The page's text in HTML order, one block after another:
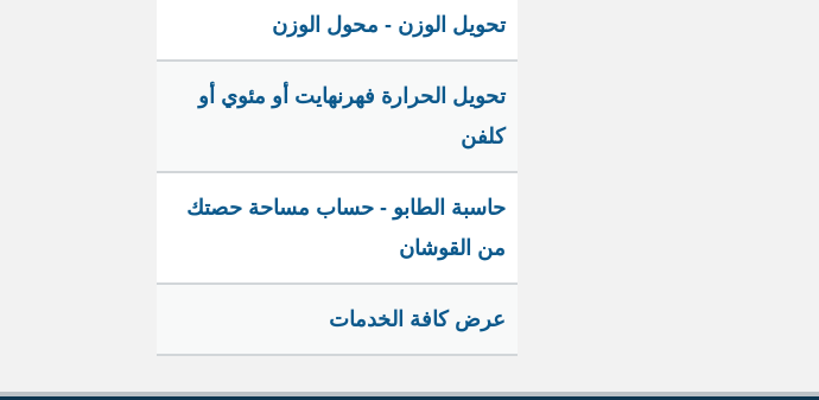
تحويل الوزن - محول الوزن
تحويل الحرارة فهرنهايت أو مئوي أو
كلفن
حاسبة الطابو - حساب مساحة حصتك
من القوشان
عرض كافة الخدمات